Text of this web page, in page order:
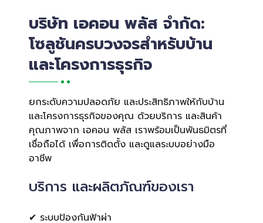
บริษัท เอคอน พลัส จำกัด:
โซลูชันครบวงจรสำหรับบ้าน
และโครงการธุรกิจ
ยกระดับความปลอดภัย และประสิทธิภาพให้กับบ้าน
และโครงการธุรกิจของคุณ ด้วยบริการ และสินค้า
คุณภาพจาก เอคอน พลัส เราพร้อมเป็นพันธมิตรที่
เชื่อถือได้ เพื่อการติดตั้ง และดูแลระบบอย่างมือ
อาชีพ
บริการ และผลิตภัณฑ์ของเรา
✔ ระบบป้องกันฟ้าผ่า